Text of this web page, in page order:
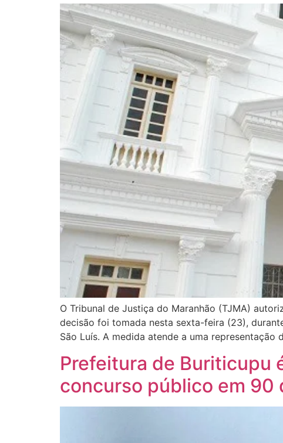
O Tribunal de Justiça do Maranhão (TJMA)
decisão foi tomada nesta sexta-feira (23),
São Luís. A medida atende a uma
Prefeitura de Buriticupu
concurso público em 90